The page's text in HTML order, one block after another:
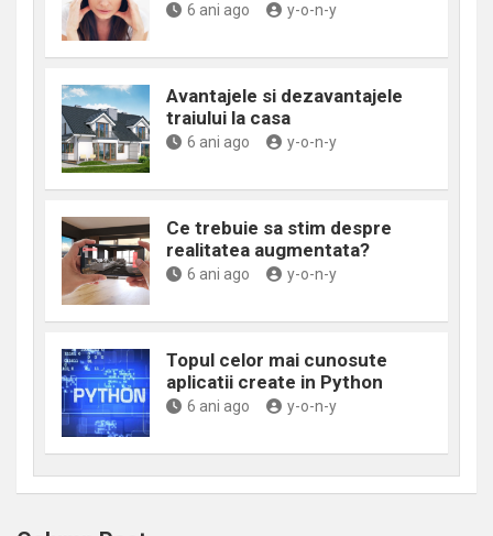
6 ani ago y-o-n-y
Avantajele si dezavantajele
traiului la casa
6 ani ago y-o-n-y
Ce trebuie sa stim despre
realitatea augmentata?
6 ani ago y-o-n-y
Topul celor mai cunosute
aplicatii create in Python
6 ani ago y-o-n-y